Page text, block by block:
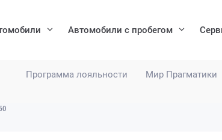
Программа лояльности Мир Прагматики
Автомобили с пробегом